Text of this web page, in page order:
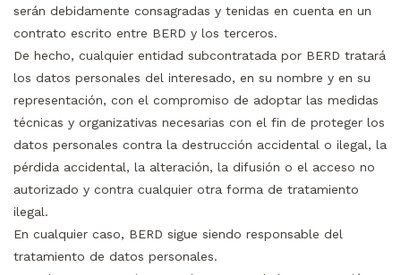
serán debidamente consagradas y tenidas en cuenta en un
contrato escrito entre BERD y los terceros.
De hecho, cualquier entidad subcontratada por BERD tratará
los datos personales del interesado, en su nombre y en su
representación, con el compromiso de adoptar las medidas
técnicas y organizativas necesarias con el fin de proteger los
datos personales contra la destrucción accidental o ilegal, la
pérdida accidental, la alteración, la difusión o el acceso no
autorizado y contra cualquier otra forma de tratamiento
ilegal.
En cualquier caso, BERD sigue siendo responsable del
tratamiento de datos personales.